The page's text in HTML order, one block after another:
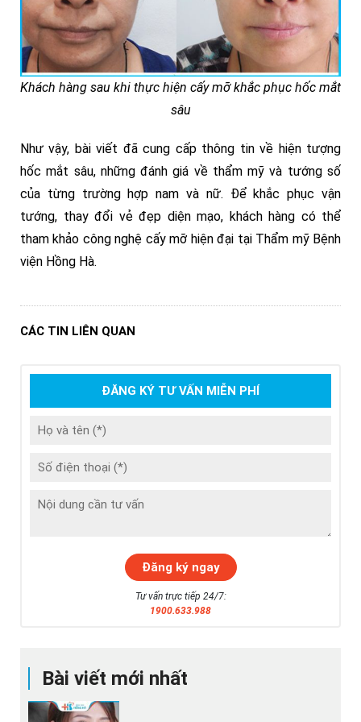
Khách hàng sau khi thực hiện cấy mỡ khắc phục hốc mắt
sâu
Như vậy, bài viết đã cung cấp thông tin về hiện tượng
hốc mắt sâu, những đánh giá về thẩm mỹ và tướng số
của từng trường hợp nam và nữ. Để khắc phục vận
tướng, thay đổi vẻ đẹp diện mạo, khách hàng có thể
tham khảo công nghệ cấy mỡ hiện đại tại Thẩm mỹ Bệnh
viện Hồng Hà.
CÁC TIN LIÊN QUAN
Bài viết mới nhất
ĐĂNG KÝ TƯ VẤN MIỄN PHÍ
Tư vấn trực tiếp 24/7:
1900.633.988